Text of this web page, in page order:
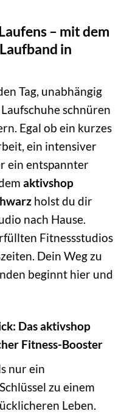
– mit dem
in
Tag, unabhängig
schnüren
Egal ob ein kurzes
ein intensiver
ein entspannter
aktivshop
holst du dir
nach Hause.
Fitnessstudios
Dein Weg zu
beginnt hier und
Das aktivshop
Fitness-Booster
nur ein
zu einem
Leben.